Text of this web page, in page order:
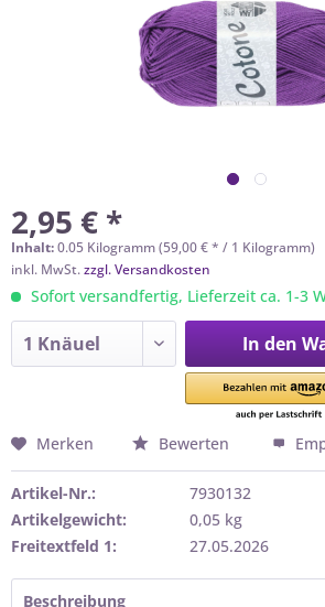
2,95 € *
Inhalt:0.05 Kilogramm (59,00 € * / 1 Kilogramm)
inkl. MwSt.zzgl. Versandkosten
Sofort versandfertig, Lieferzeit ca. 1-3
In den
Merken Bewerten
Artikel-Nr.:
7930132
Artikelgewicht:
0,05 kg
Freitextfeld 1:
27.05.2026
Beschreibung